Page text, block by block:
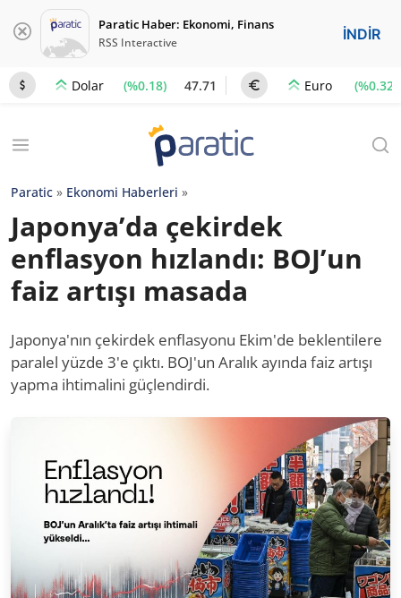
Paratic Haber: Ekonomi, Finans
RSS Interactive İNDİR
Dolar (%0.18) 47.71 Euro (%0.32)
Paratic » Ekonomi Haberleri »
Japonya’da çekirdek
enflasyon hızlandı: BOJ’un
faiz artışı masada
Japonya'nın çekirdek enflasyonu Ekim'de beklentilere
paralel yüzde 3'e çıktı. BOJ'un Aralık ayında faiz artışı
yapma ihtimalini güçlendirdi.